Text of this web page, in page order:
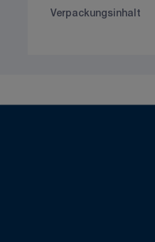
Verpackungsinhalt